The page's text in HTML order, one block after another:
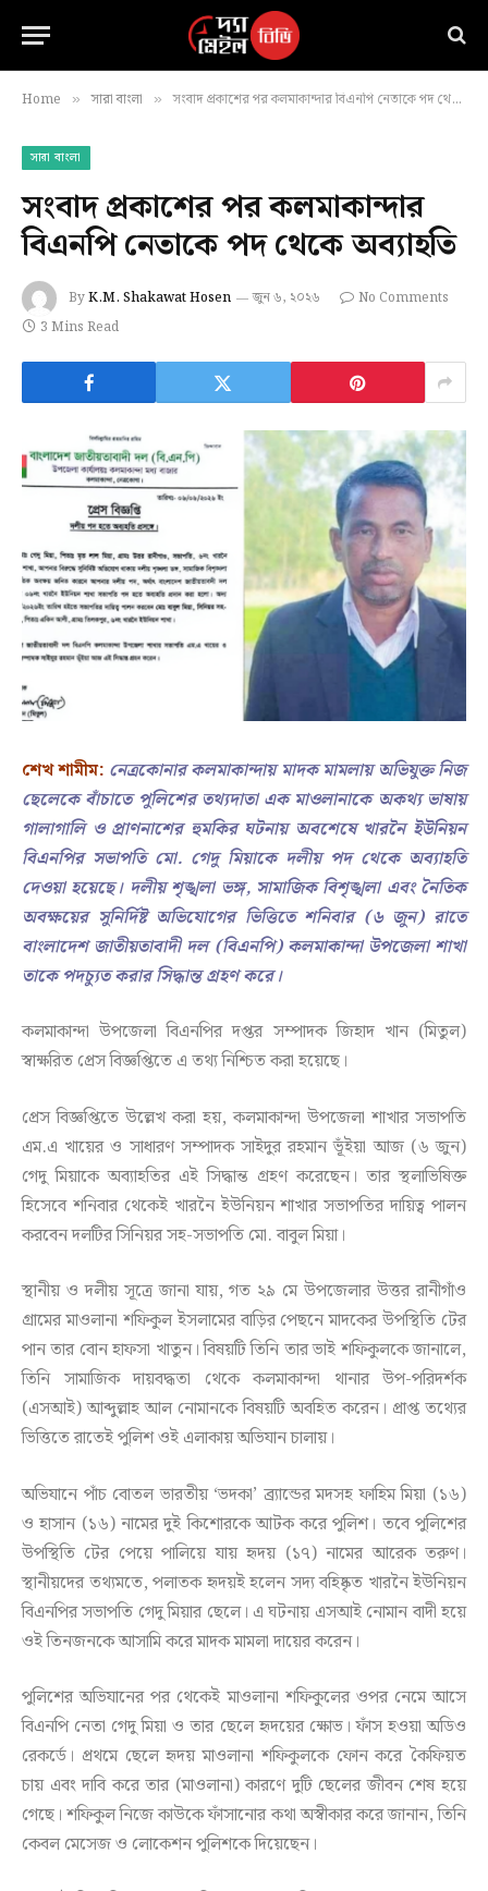
Home » সারা বাংলা » সংবাদ প্রকাশের পর কলমাকান্দার বিএনপি নেতাকে পদ থেকে অব্যাহতি
সারা বাংলা
সংবাদ প্রকাশের পর কলমাকান্দার
বিএনপি নেতাকে পদ থেকে অব্যাহতি
ByK.M. Shakawat Hosen জুন ৬, ২০২৬
No Comments
3 Mins Read
শেখ শামীম: নেত্রকোনার কলমাকান্দায় মাদক মামলায় অভিযুক্ত নিজ
ছেলেকে বাঁচাতে পুলিশের তথ্যদাতা এক মাওলানাকে অকথ্য ভাষায়
গালাগালি ও প্রাণনাশের হুমকির ঘটনায় অবশেষে খারনৈ ইউনিয়ন
বিএনপির সভাপতি মো. গেদু মিয়াকে দলীয় পদ থেকে অব্যাহতি
দেওয়া হয়েছে। দলীয় শৃঙ্খলা ভঙ্গ, সামাজিক বিশৃঙ্খলা এবং নৈতিক
অবক্ষয়ের সুনির্দিষ্ট অভিযোগের ভিত্তিতে শনিবার (৬ জুন) রাতে
বাংলাদেশ জাতীয়তাবাদী দল (বিএনপি) কলমাকান্দা উপজেলা শাখা
তাকে পদচ্যুত করার সিদ্ধান্ত গ্রহণ করে।
কলমাকান্দা উপজেলা বিএনপির দপ্তর সম্পাদক জিহাদ খান (মিতুল)
স্বাক্ষরিত প্রেস বিজ্ঞপ্তিতে এ তথ্য নিশ্চিত করা হয়েছে।
প্রেস বিজ্ঞপ্তিতে উল্লেখ করা হয়, কলমাকান্দা উপজেলা শাখার সভাপতি
এম.এ খায়ের ও সাধারণ সম্পাদক সাইদুর রহমান ভূঁইয়া আজ (৬ জুন)
গেদু মিয়াকে অব্যাহতির এই সিদ্ধান্ত গ্রহণ করেছেন। তার স্থলাভিষিক্ত
হিসেবে শনিবার থেকেই খারনৈ ইউনিয়ন শাখার সভাপতির দায়িত্ব পালন
করবেন দলটির সিনিয়র সহ-সভাপতি মো. বাবুল মিয়া।
স্থানীয় ও দলীয় সূত্রে জানা যায়, গত ২৯ মে উপজেলার উত্তর রানীগাঁও
গ্রামের মাওলানা শফিকুল ইসলামের বাড়ির পেছনে মাদকের উপস্থিতি টের
পান তার বোন হাফসা খাতুন। বিষয়টি তিনি তার ভাই শফিকুলকে জানালে,
তিনি সামাজিক দায়বদ্ধতা থেকে কলমাকান্দা থানার উপ-পরিদর্শক
(এসআই) আব্দুল্লাহ আল নোমানকে বিষয়টি অবহিত করেন। প্রাপ্ত তথ্যের
ভিত্তিতে রাতেই পুলিশ ওই এলাকায় অভিযান চালায়।
অভিযানে পাঁচ বোতল ভারতীয় ‘ভদকা’ ব্র্যান্ডের মদসহ ফাহিম মিয়া (১৬)
ও হাসান (১৬) নামের দুই কিশোরকে আটক করে পুলিশ। তবে পুলিশের
উপস্থিতি টের পেয়ে পালিয়ে যায় হৃদয় (১৭) নামের আরেক তরুণ।
স্থানীয়দের তথ্যমতে, পলাতক হৃদয়ই হলেন সদ্য বহিষ্কৃত খারনৈ ইউনিয়ন
বিএনপির সভাপতি গেদু মিয়ার ছেলে। এ ঘটনায় এসআই নোমান বাদী হয়ে
ওই তিনজনকে আসামি করে মাদক মামলা দায়ের করেন।
পুলিশের অভিযানের পর থেকেই মাওলানা শফিকুলের ওপর নেমে আসে
বিএনপি নেতা গেদু মিয়া ও তার ছেলে হৃদয়ের ক্ষোভ। ফাঁস হওয়া অডিও
রেকর্ডে। প্রথমে ছেলে হৃদয় মাওলানা শফিকুলকে ফোন করে কৈফিয়ত
চায় এবং দাবি করে তার (মাওলানা) কারণে দুটি ছেলের জীবন শেষ হয়ে
গেছে। শফিকুল নিজে কাউকে ফাঁসানোর কথা অস্বীকার করে জানান, তিনি
কেবল মেসেজ ও লোকেশন পুলিশকে দিয়েছেন।